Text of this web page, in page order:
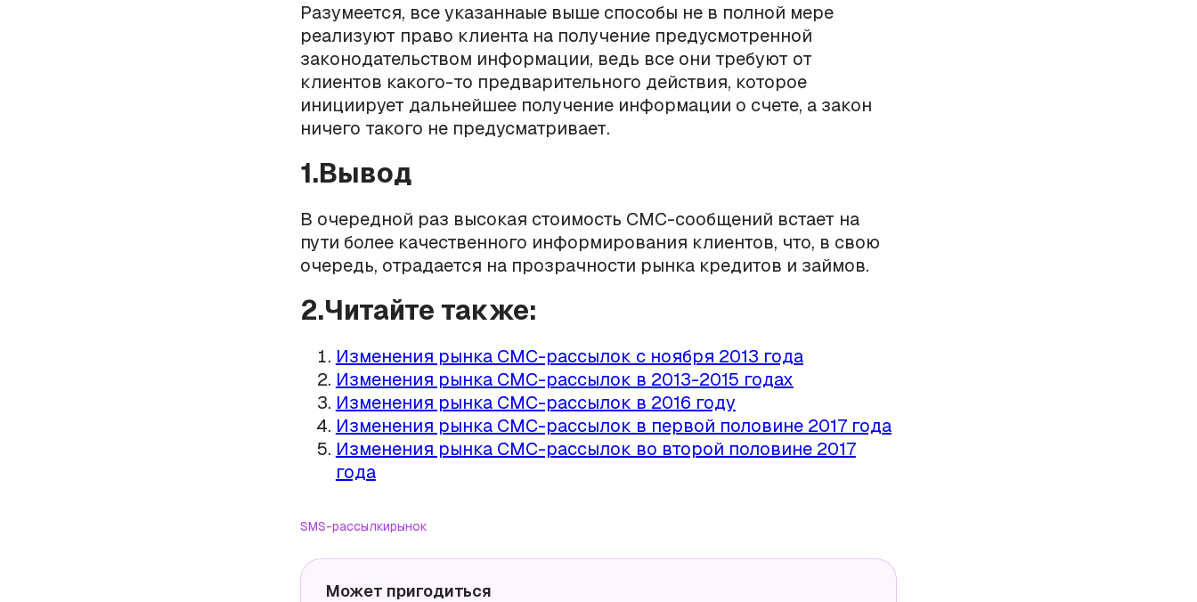
Разумеется, все указаннаые выше способы не в полной мере
реализуют право клиента на получение предусмотренной
законодательством информации, ведь все они требуют от
клиентов какого-то предварительного действия, которое
инициирует дальнейшее получение информации о счете, а закон
ничего такого не предусматривает.
1.Вывод
В очередной раз высокая стоимость СМС-сообщений встает на
пути более качественного информирования клиентов, что, в свою
очередь, отрадается на прозрачности рынка кредитов и займов.
2.Читайте также:
Изменения рынка СМС-рассылок с ноября 2013 года
Изменения рынка СМС-рассылок в 2013-2015 годах
Изменения рынка СМС-рассылок в 2016 году
Изменения рынка СМС-рассылок в первой половине 2017 года
Изменения рынка СМС-рассылок во второй половине 2017
года
SMS-рассылкирынок
Может пригодиться